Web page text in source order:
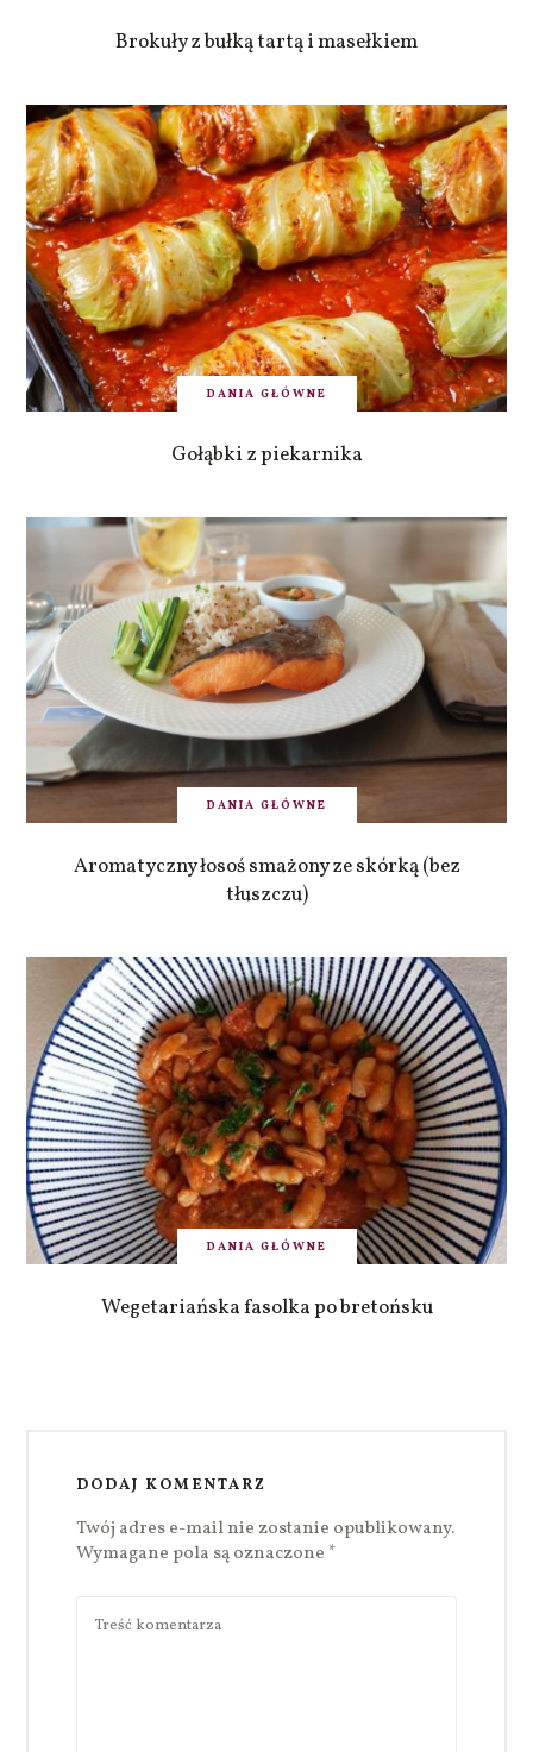
Brokuły z bułką tartą i masełkiem
DANIA GŁÓWNE
Gołąbki z piekarnika
DANIA GŁÓWNE
Aromatyczny łosoś smażony ze skórką (bez
tłuszczu)
DANIA GŁÓWNE
Wegetariańska fasolka po bretońsku
DODAJ KOMENTARZ
Twój adres e-mail nie zostanie opublikowany.
Wymagane pola są oznaczone *